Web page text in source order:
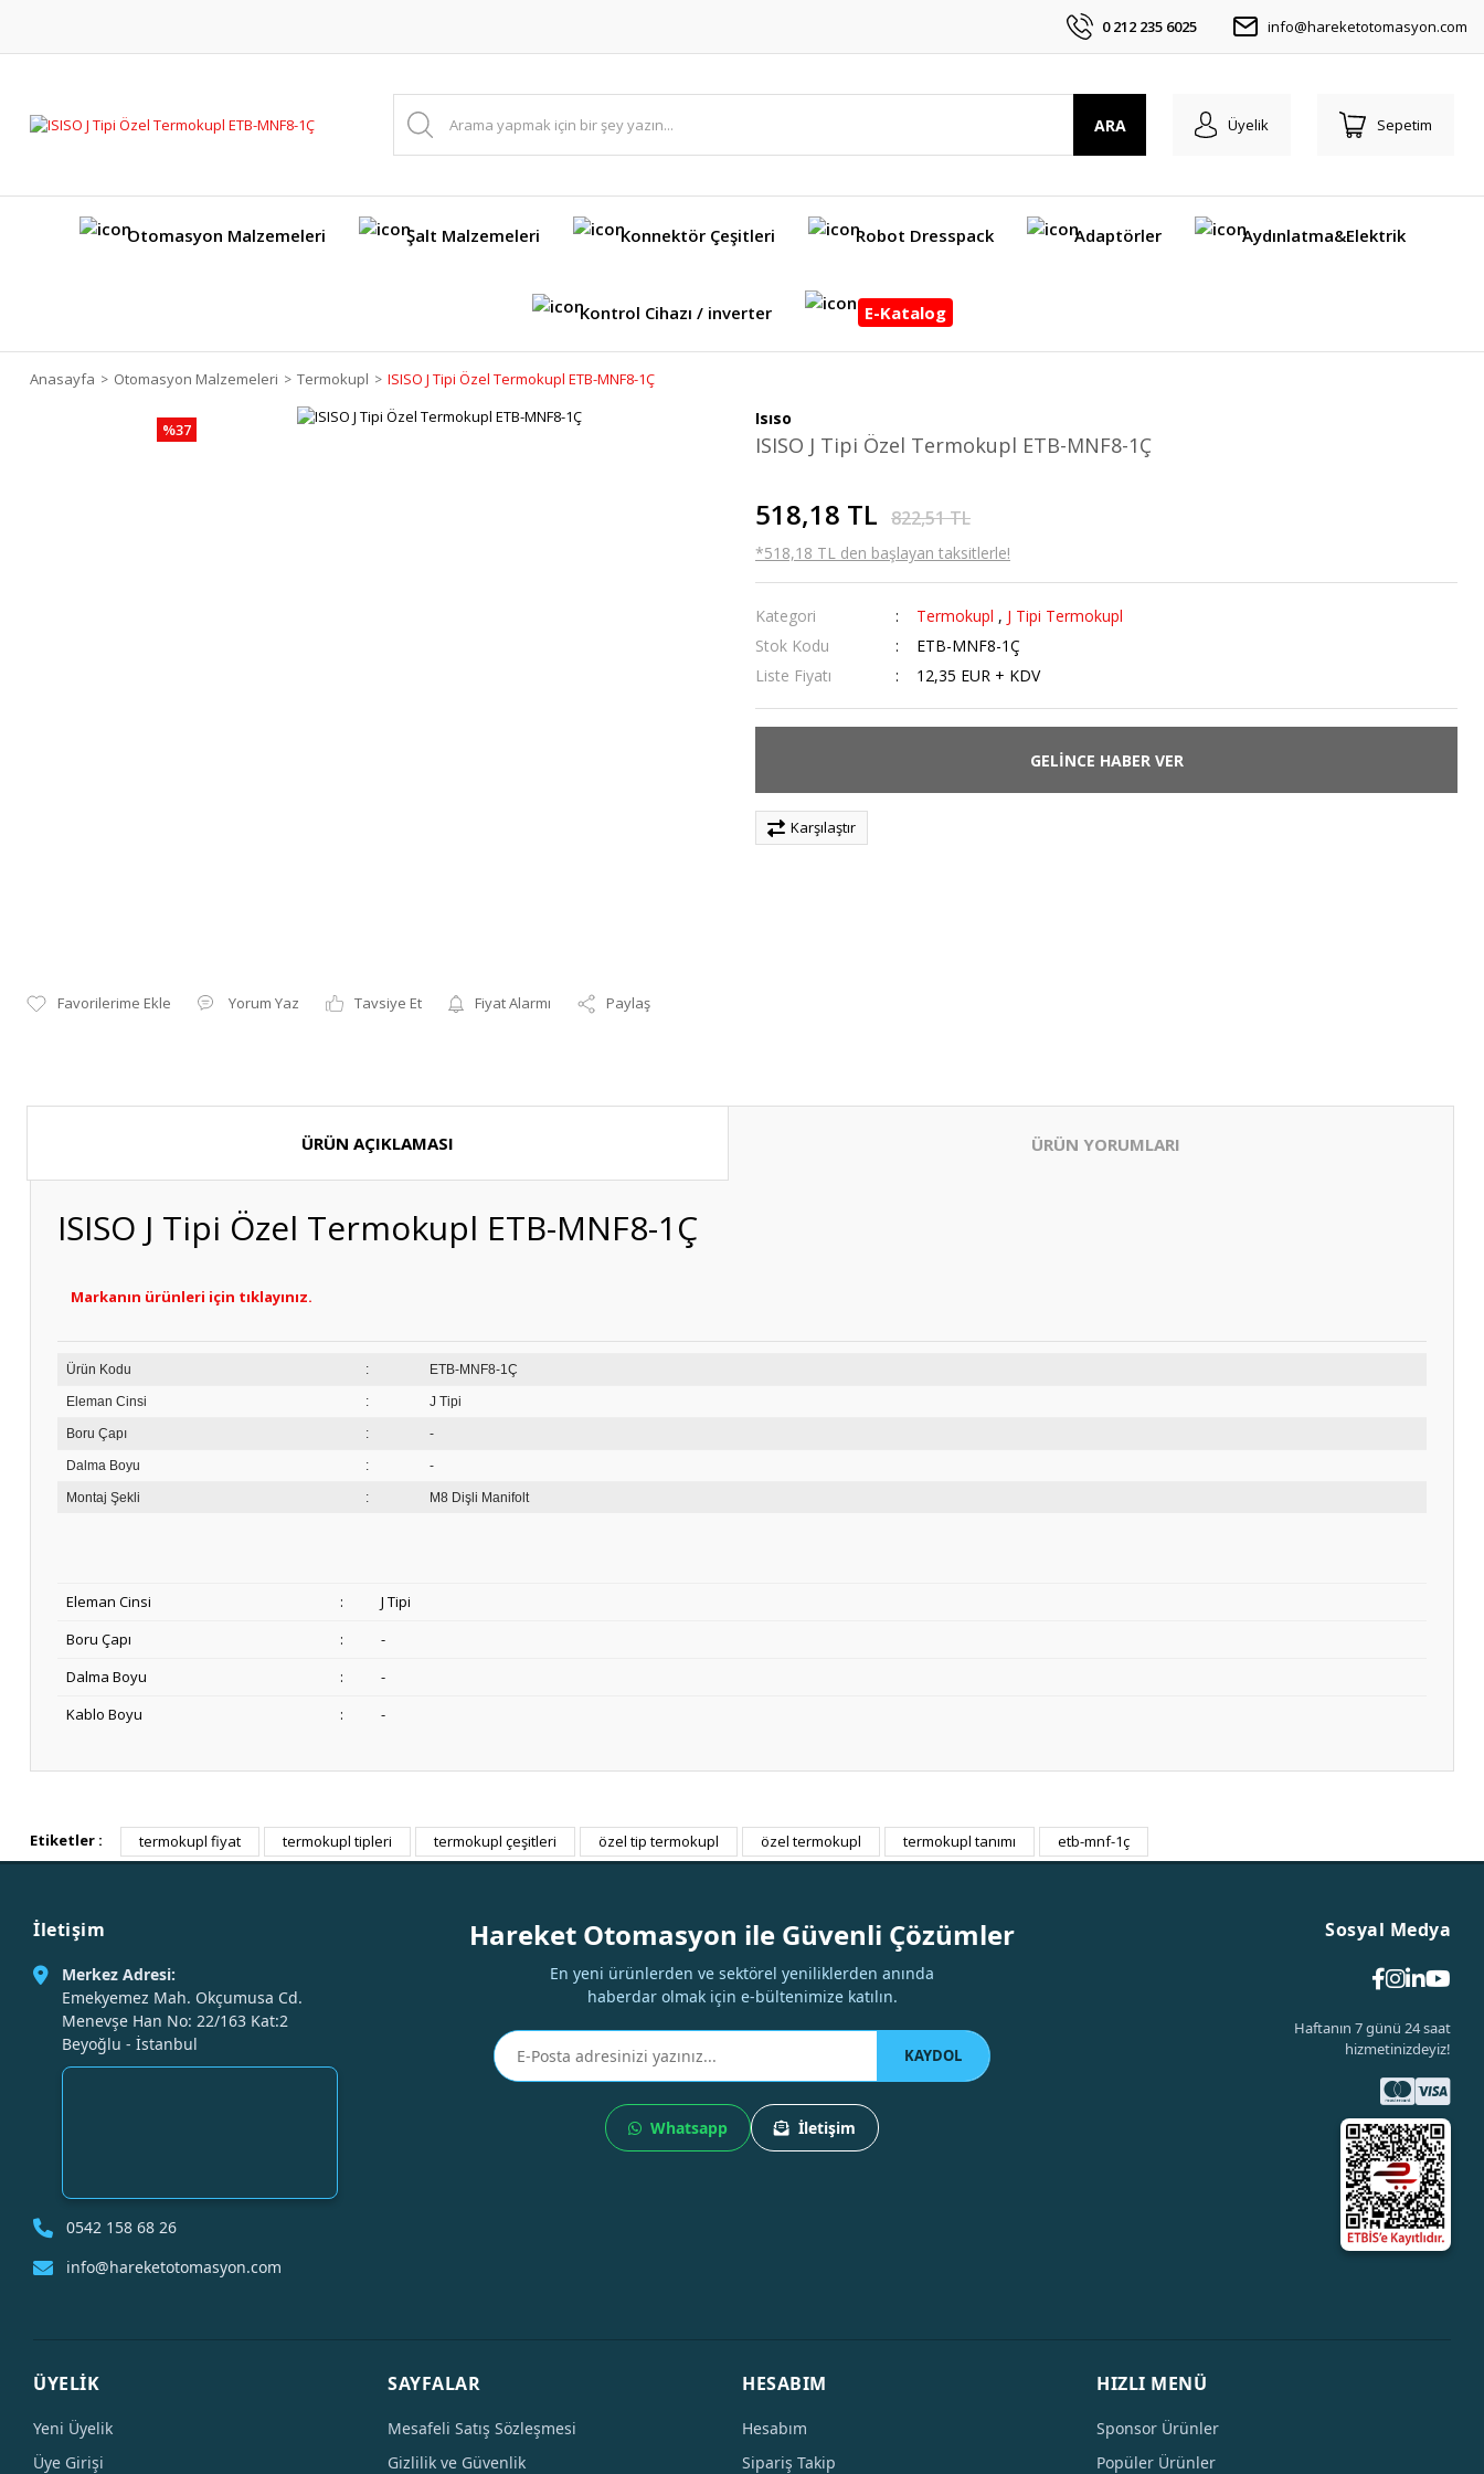
0 212 235 6025 info@hareketotomasyon.com
ARA Üyelik Sepetim
Otomasyon Malzemeleri Şalt Malzemeleri Konnektör Çeşitleri Robot Dresspack Adaptörler Aydınlatma&Elektrik
Kontrol Cihazı / inverter E-Katalog
Anasayfa Otomasyon Malzemeleri Termokupl ISISO J Tipi Özel Termokupl ETB-MNF8-1Ç
%37
Yorum Yaz Tavsiye Et Fiyat Alarmı Paylaş
Isıso
ISISO J Tipi Özel Termokupl ETB-MNF8-1Ç
518,18 TL 822,51 TL
*518,18 TL den başlayan taksitlerle!
Kategori Termokupl , J Tipi Termokupl
Stok Kodu
ETB-MNF8-1Ç
Liste Fiyatı
12,35 EUR + KDV
GELİNCE HABER VER
Karşılaştır
ÜRÜN AÇIKLAMASI ÜRÜN YORUMLARI
ISISO J Tipi Özel Termokupl ETB-MNF8-1Ç
Markanın ürünleri için tıklayınız.
Ürün Kodu : ETB-MNF8-1Ç
Eleman Cinsi : J Tipi
Boru Çapı : -
Dalma Boyu : -
Montaj Şekli : M8 Dişli Manifolt
Eleman Cinsi :
J Tipi
Boru Çapı
:
-
Dalma Boyu
:
-
Kablo Boyu
: -
Bu ürüne ilk yorumu siz yapın!
Etiketler : termokupl fiyat termokupl tipleri termokupl çeşitleri özel tip termokupl özel termokupl termokupl tanımı etb-mnf-1ç
İletişim
Merkez Adresi:
Emekyemez Mah. Okçumusa Cd.
Menevşe Han No: 22/163 Kat:2
Beyoğlu - İstanbul
0542 158 68 26
info@hareketotomasyon.com
Hareket Otomasyon ile Güvenli Çözümler
En yeni ürünlerden ve sektörel yeniliklerden anında
haberdar olmak için e-bültenimize katılın.
KAYDOL
Whatsapp İletişim
Sosyal Medya
Haftanın 7 günü 24 saat
hizmetinizdeyiz!
ÜYELİK
Yeni Üyelik
Üye Girişi
SAYFALAR
Mesafeli Satış Sözleşmesi
Gizlilik ve Güvenlik
HESABIM
Hesabım
Sipariş Takip
HIZLI MENÜ
Sponsor Ürünler
Popüler Ürünler